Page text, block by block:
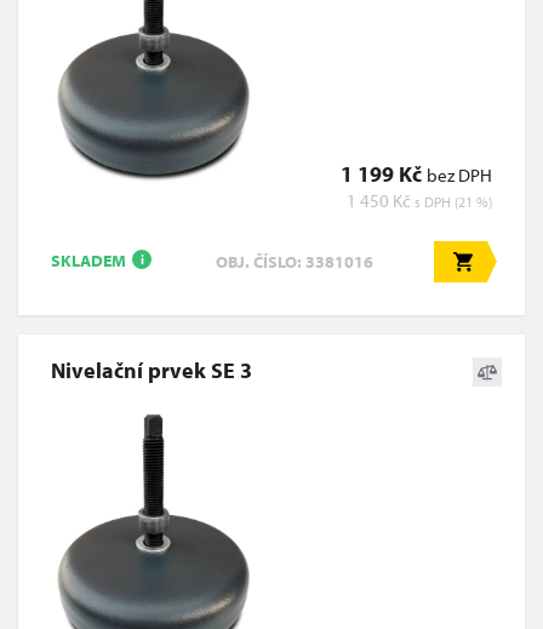
1 199 Kč bez DPH
1 450 Kč s DPH (21 %)
SKLADEM i OBJ. ČÍSLO: 3381016
Nivelační prvek SE 3